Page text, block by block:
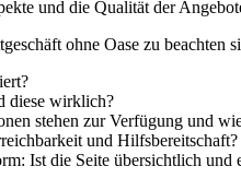
und die Qualität der
ohne Oase zu beachten
diese wirklich?
stehen zur Verfügung und
und Hilfsbereitschaft?
Ist die Seite übersichtlich und